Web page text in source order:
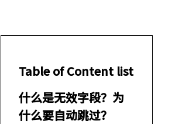
Table of Content list
什么是无效字段？为
什么要自动跳过？